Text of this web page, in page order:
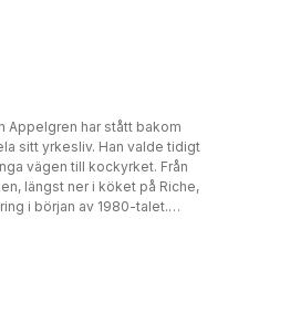
Appelgren har stått bakom
sitt yrkesliv. Han valde tidigt
vägen till kockyrket. Från
längst ner i köket på Riche,
i början av 1980-talet.